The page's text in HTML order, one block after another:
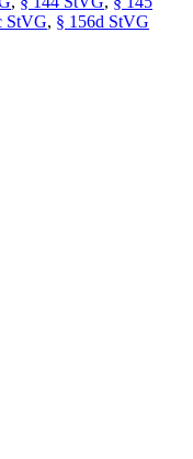
StVG, § 156d StVG